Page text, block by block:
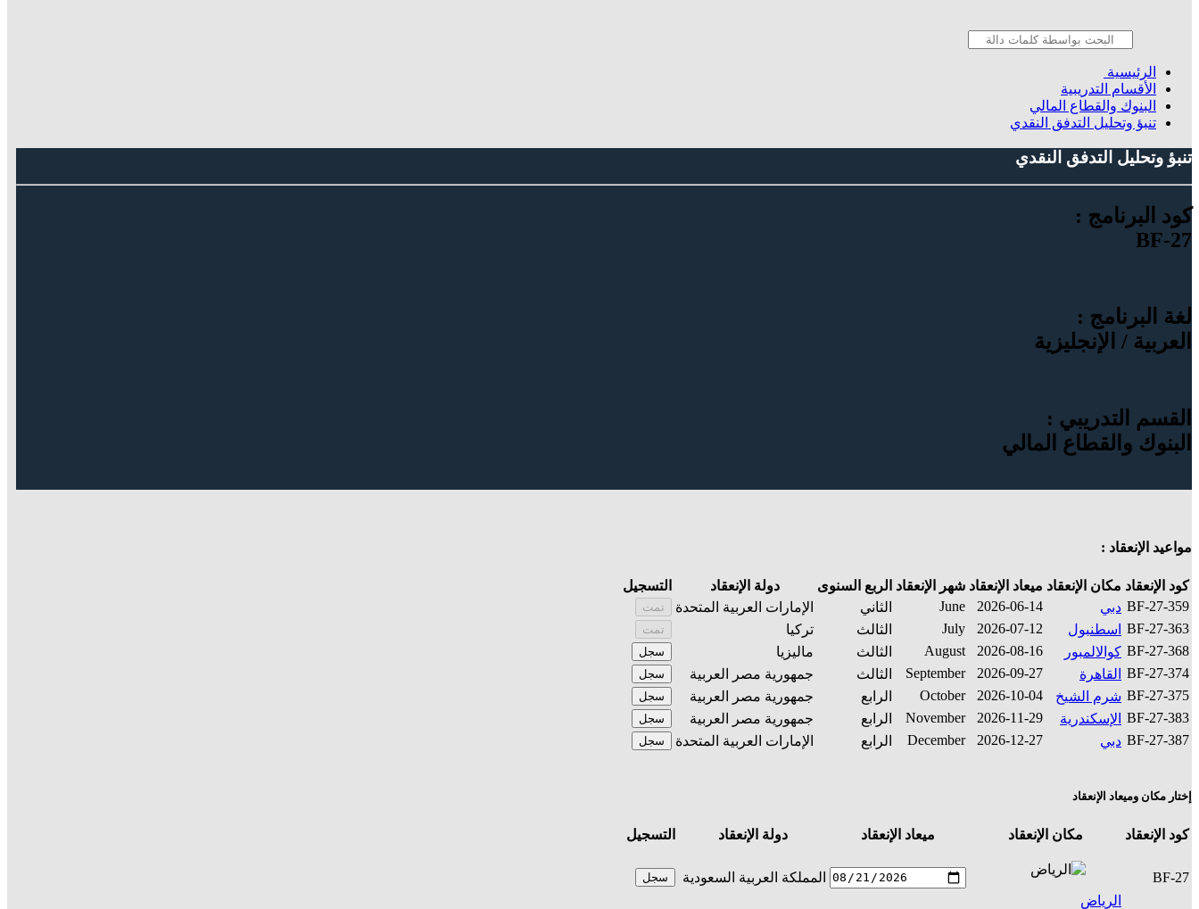
الرئيسية
الأقسام التدريبية
البنوك والقطاع المالي
تنبؤ وتحليل التدفق النقدي
تنبؤ وتحليل التدفق النقدي
كود البرنامج :
BF-27
لغة البرنامج :
العربية / الإنجليزية
القسم التدريبي :
البنوك والقطاع المالي
مواعيد الإنعقاد :
كود الإنعقاد مكان الإنعقاد ميعاد الإنعقاد شهر الإنعقاد الربع السنوى دولة الإنعقاد
التسجيل
BF-27-359 دبي 2026-06-14
June الثاني الإمارات العربية المتحدة تمت
BF-27-363 اسطنبول 2026-07-12
July الثالث تركيا تمت
BF-27-368 كوالالمبور 2026-08-16
August الثالث ماليزيا سجل
BF-27-374 القاهرة 2026-09-27
September الثالث جمهورية مصر العربية سجل
BF-27-375 شرم الشيخ 2026-10-04
October الرابع جمهورية مصر العربية سجل
BF-27-383 الإسكندرية 2026-11-29
November الرابع جمهورية مصر العربية سجل
BF-27-387 دبي 2026-12-27
December الرابع الإمارات العربية المتحدة سجل
إختار مكان وميعاد الإنعقاد
كود الإنعقاد مكان الإنعقاد ميعاد الإنعقاد دولة الإنعقاد التسجيل
BF-27
الرياض
المملكة العربية السعودية سجل